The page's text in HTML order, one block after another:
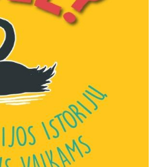
parodos
Kauno rajone